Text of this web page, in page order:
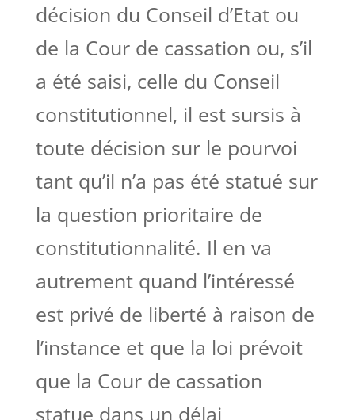
décision du Conseil d’Etat ou
de la Cour de cassation ou, s’il
a été saisi, celle du Conseil
constitutionnel, il est sursis à
toute décision sur le pourvoi
tant qu’il n’a pas été statué sur
la question prioritaire de
constitutionnalité. Il en va
autrement quand l’intéressé
est privé de liberté à raison de
l’instance et que la loi prévoit
que la Cour de cassation
statue dans un délai